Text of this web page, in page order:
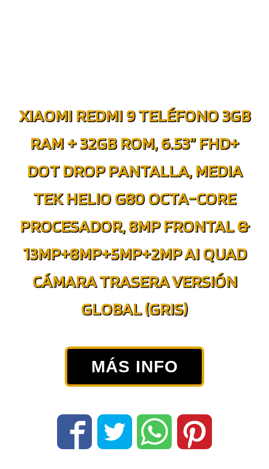
XIAOMI REDMI 9 TELÉFONO 3GB
RAM + 32GB ROM, 6.53” FHD+
DOT DROP PANTALLA, MEDIA
TEK HELIO G80 OCTA-CORE
PROCESADOR, 8MP FRONTAL &
13MP+8MP+5MP+2MP AI QUAD
CÁMARA TRASERA VERSIÓN
GLOBAL (GRIS)
MÁS INFO